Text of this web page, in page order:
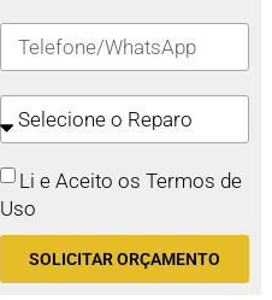
Li e Aceito os Termos de
Uso
SOLICITAR ORÇAMENTO